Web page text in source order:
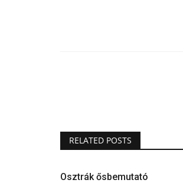
RELATED POSTS
Osztrák ősbemutató